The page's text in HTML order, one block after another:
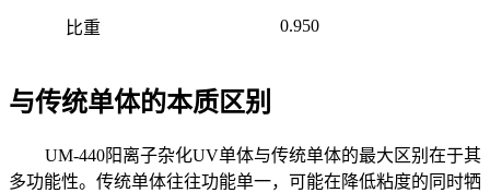
比重 0.950
与传统单体的本质区别
UM-440阳离子杂化UV单体与传统单体的最大区别在于其
多功能性。传统单体往往功能单一，可能在降低粘度的同时牺